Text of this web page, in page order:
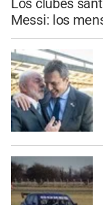
Los clubes
Messi: los